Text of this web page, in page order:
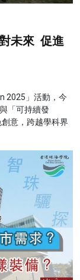
未來 促進
2025」活動，今
「可持續發
意，跨越學科界